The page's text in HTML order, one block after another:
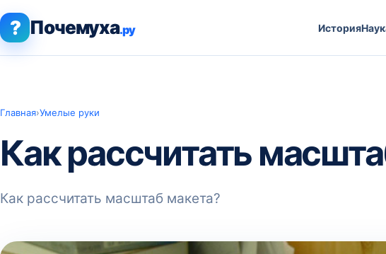
? Почемуха.ру История
Главная›Умелые руки
Как рассчитать
Как рассчитать масштаб макета?